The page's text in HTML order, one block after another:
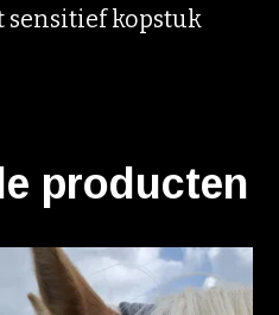
sensitief kopstuk
producten